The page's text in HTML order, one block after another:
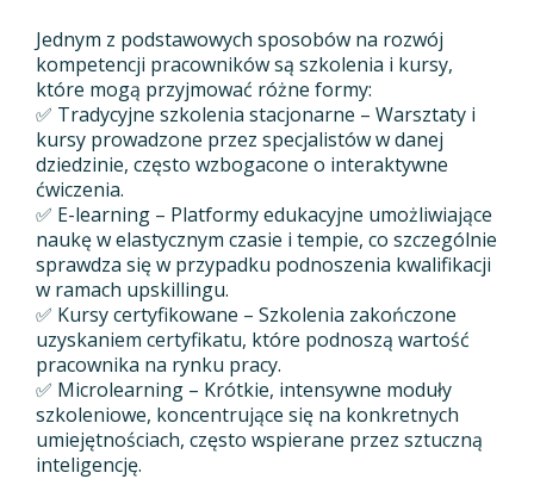
Jednym z podstawowych sposobów na rozwój
kompetencji pracowników są szkolenia i kursy,
które mogą przyjmować różne formy:
✅ Tradycyjne szkolenia stacjonarne – Warsztaty i
kursy prowadzone przez specjalistów w danej
dziedzinie, często wzbogacone o interaktywne
ćwiczenia.
✅ E-learning – Platformy edukacyjne umożliwiające
naukę w elastycznym czasie i tempie, co szczególnie
sprawdza się w przypadku podnoszenia kwalifikacji
w ramach upskillingu.
✅ Kursy certyfikowane – Szkolenia zakończone
uzyskaniem certyfikatu, które podnoszą wartość
pracownika na rynku pracy.
✅ Microlearning – Krótkie, intensywne moduły
szkoleniowe, koncentrujące się na konkretnych
umiejętnościach, często wspierane przez sztuczną
inteligencję.